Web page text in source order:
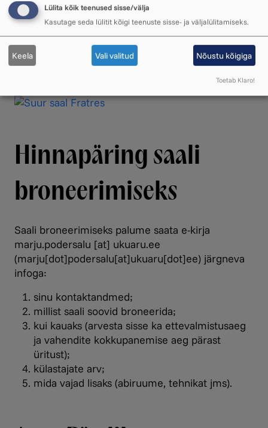
inventari hinnakiri
Ukuaru hinnakiri 2026 (97.67 KB PDF)
Hinnapäring saali
broneerimiseks
Saali broneerimiseks palume saata e-kirja
marju.podersalu [at] ukuaru.ee
(marju[dot]podersalu[at]ukuaru[dot]ee) järgneva
infoga:
sinu kontaktandmed;
millist saali soovid broneerida;
kui kauaks (arvesta sisse ka ettevalmistusaeg
ja vahendite kokkupanemise aeg pärast
üritust);
külastajate arv;
mida vajad lisaks (abiruume, tehnikat jms).
Lülita kõik teenused sisse/välja
Kasutage seda lülitit kõigi teenuste sisse- ja väljalülitamiseks.
Keela Vali valitud Nõustu kõigiga
Toetab Klaro!